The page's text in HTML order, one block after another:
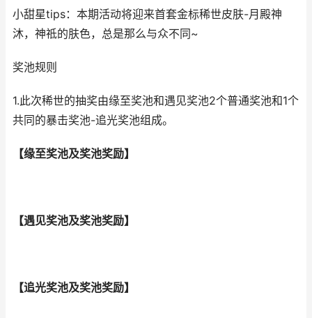
小甜星tips：本期活动将迎来首套金标稀世皮肤-月殿神
沐，神祗的肤色，总是那么与众不同~
奖池规则
1.此次稀世的抽奖由缘至奖池和遇见奖池2个普通奖池和1个
共同的暴击奖池-追光奖池组成。
【缘至奖池及奖池奖励】
【遇见奖池及奖池奖励】
【追光奖池及奖池奖励】